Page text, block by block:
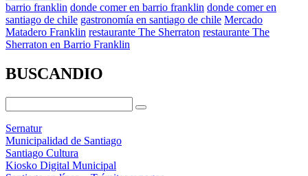
barrio franklin donde comer en barrio franklin donde comer en
santiago de chile gastronomía en santiago de chile Mercado
Matadero Franklin restaurante The Sherraton restaurante The
Sherraton en Barrio Franklin
BUSCANDIO
Sernatur
Municipalidad de Santiago
Santiago Cultura
Kiosko Digital Municipal